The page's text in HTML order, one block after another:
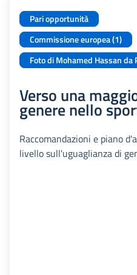
Pari opportunità
Commissione europea (1)
Foto di Mohamed Hassan da
Verso una
genere nello
Raccomandazioni e piano
livello sull'uguaglianza di